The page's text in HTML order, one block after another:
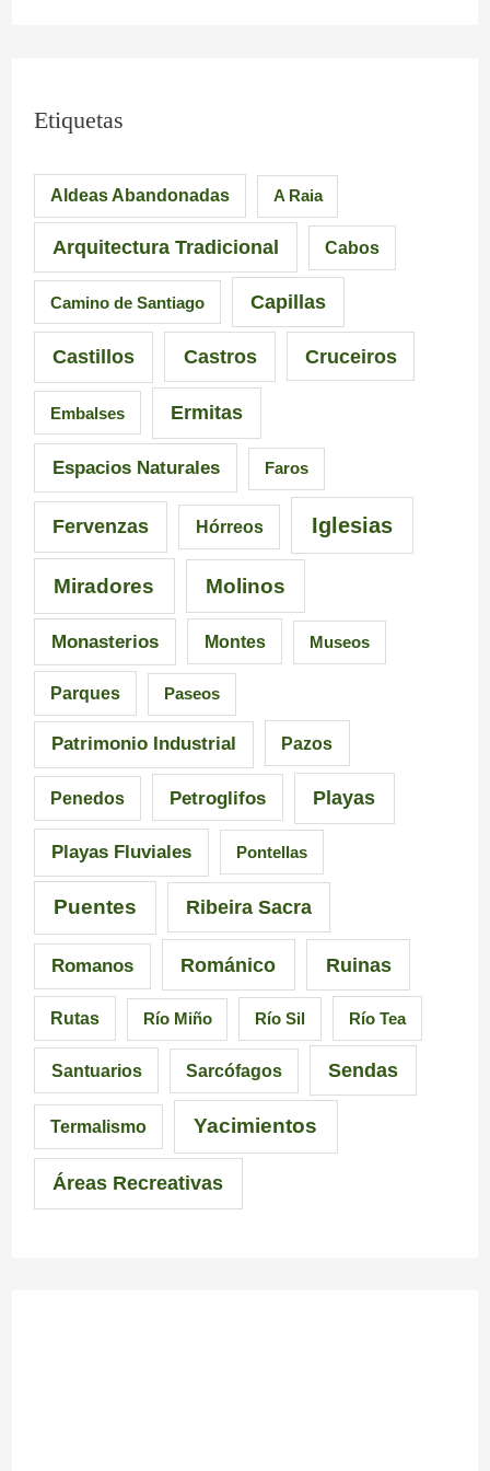
Etiquetas
Aldeas Abandonadas A Raia
Arquitectura Tradicional Cabos
Camino de Santiago Capillas
Castillos Castros Cruceiros
Embalses Ermitas
Espacios Naturales Faros
Fervenzas Hórreos Iglesias
Miradores Molinos
Monasterios Montes Museos
Parques Paseos
Patrimonio Industrial Pazos
Penedos Petroglifos Playas
Playas Fluviales Pontellas
Puentes Ribeira Sacra
Romanos Románico Ruinas
Rutas Río Miño Río Sil Río Tea
Santuarios Sarcófagos Sendas
Termalismo Yacimientos
Áreas Recreativas
m
r
e
s
i
n
a
n
t
e
s
e
G
a
l
i
c
i
a
L
F
u
e
n
e
d
e
l
a
I
q
u
i
s
i
c
i
n
M
s
d
5
r
t
s
e
n
l
i
c
i